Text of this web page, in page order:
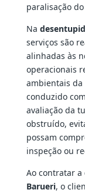
paralisação
Na
serviços são
alinhadas às
operacionais
ambientais da
conduzido
avaliação da
obstruído,
possam
inspeção ou
Ao contratar a
Barueri, o